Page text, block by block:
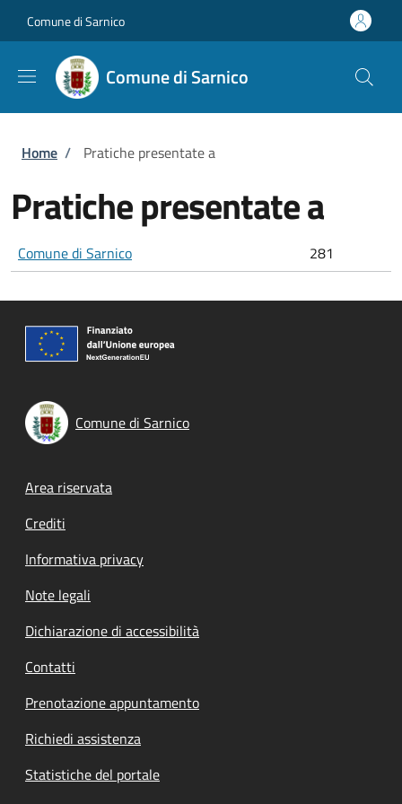
Comune di Sarnico
Comune di Sarnico
Briciole di pane
Home / Pratiche presentate a
Pratiche presentate a
Comune di Sarnico 281
Comune di Sarnico
Footer menu
Area riservata
Crediti
Informativa privacy
Note legali
Dichiarazione di accessibilità
Contatti
Prenotazione appuntamento
Richiedi assistenza
Statistiche del portale